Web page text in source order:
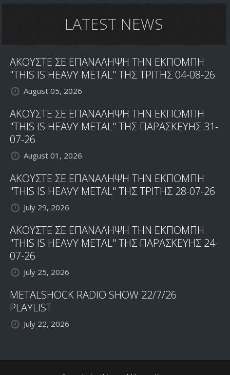
BLOODSTOCK
FESTIVAL
LATEST NEWS
ΑΚΟΥΣΤΕ ΣΕ ΕΠΑΝΑΛΗΨΗ ΤΗΝ ΕΚΠΟΜΠΗ
"THIS IS HEAVY METAL" ΤΗΣ ΤΡΙΤΗΣ 04-08-26
August 05, 2026
ΑΚΟΥΣΤΕ ΣΕ ΕΠΑΝΑΛΗΨΗ ΤΗΝ ΕΚΠΟΜΠΗ
"THIS IS HEAVY METAL" ΤΗΣ ΠΑΡΑΣΚΕΥΗΣ 31-
07-26
August 01, 2026
ΑΚΟΥΣΤΕ ΣΕ ΕΠΑΝΑΛΗΨΗ ΤΗΝ ΕΚΠΟΜΠΗ
"THIS IS HEAVY METAL" ΤΗΣ ΤΡΙΤΗΣ 28-07-26
July 29, 2026
ΑΚΟΥΣΤΕ ΣΕ ΕΠΑΝΑΛΗΨΗ ΤΗΝ ΕΚΠΟΜΠΗ
"THIS IS HEAVY METAL" ΤΗΣ ΠΑΡΑΣΚΕΥΗΣ 24-
07-26
July 25, 2026
METALSHOCK RADIO SHOW 22/7/26
PLAYLIST
July 22, 2026